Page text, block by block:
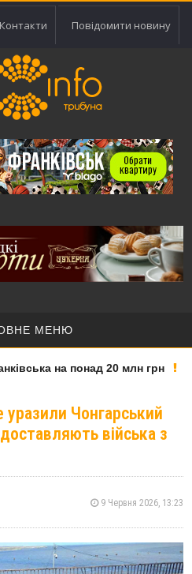
Контакти Повідомити новину
МЕНЮ
на понад 20 млн грн
Чонгарський
війська з
9 Червня 2026, 13:23